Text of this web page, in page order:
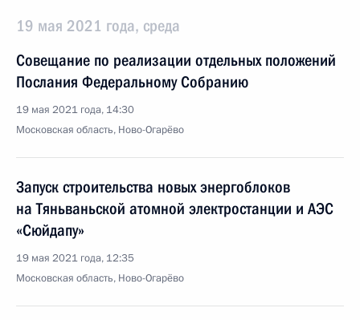
19 мая 2021 года, среда
Совещание по реализации отдельных положений
Послания Федеральному Собранию
19 мая 2021 года, 14:30
Московская область, Ново-Огарёво
Запуск строительства новых энергоблоков
на Тяньваньской атомной электростанции и АЭС
«Сюйдапу»
19 мая 2021 года, 12:35
Московская область, Ново-Огарёво